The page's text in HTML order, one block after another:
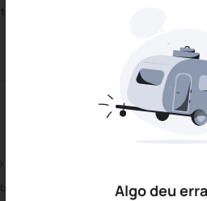
Algo deu
Gratuito
Lembranças
para Cadeira de Rodas